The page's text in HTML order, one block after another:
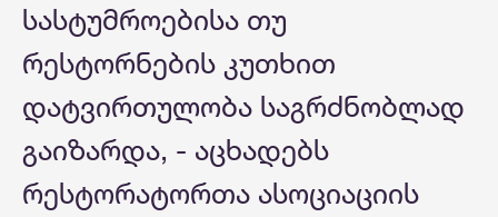
სასტუმროებისა თუ
რესტორნების კუთხით
დატვირთულობა საგრძნობლად
გაიზარდა, - აცხადებს
რესტორატორთა ასოციაციის